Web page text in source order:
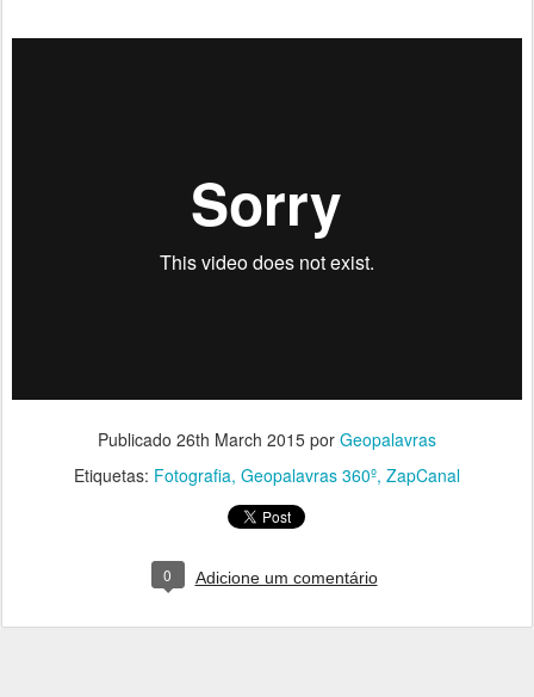
Publicado 26th March 2015 por Geopalavras
Etiquetas: Fotografia Geopalavras 360º ZapCanal
0 Adicione um comentário